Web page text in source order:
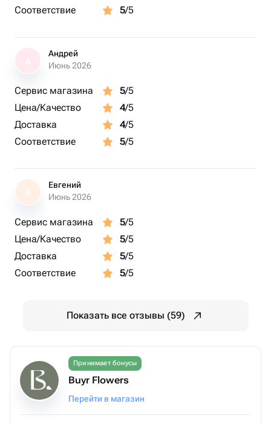
Соответствие 5/5
Андрей
Июнь 2026
Сервис магазина 5/5
Цена/Качество
4/5
Доставка
4/5
Соответствие
5/5
Е
Евгений
Июнь 2026
Сервис магазина 5/5
Цена/Качество
5/5
Доставка
5/5
Соответствие
5/5
Показать все отзывы (59)
Принимает бонусы
Buyr Flowers
Перейти в магазин